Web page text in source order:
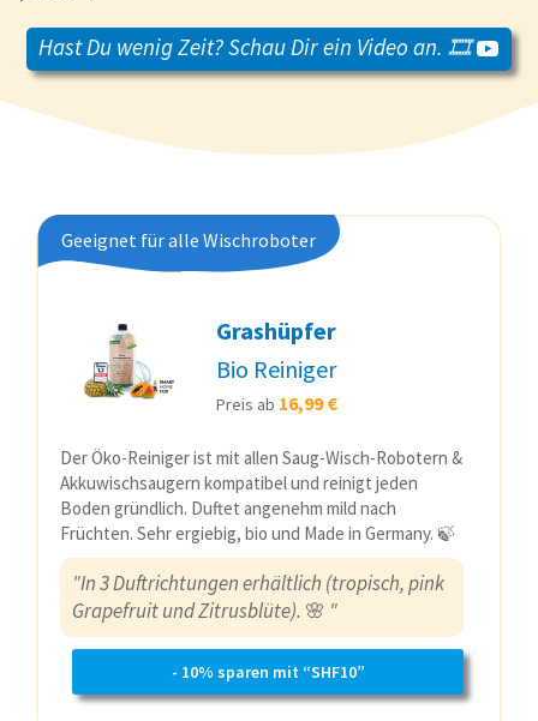
Hast Du wenig Zeit? Schau Dir ein Video an. 🎞️
Geeignet für alle Wischroboter
Grashüpfer
Bio Reiniger
Preis ab 16,99 €
Der Öko-Reiniger ist mit allen Saug-Wisch-Robotern &
Akkuwischsaugern kompatibel und reinigt jeden
Boden gründlich. Duftet angenehm mild nach
Früchten. Sehr ergiebig, bio und Made in Germany. 🍃
"In 3 Duftrichtungen erhältlich (tropisch, pink
Grapefruit und Zitrusblüte). 🌸 "
- 10% sparen mit “SHF10”